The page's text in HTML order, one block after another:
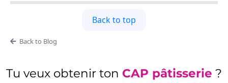
Back to top
Back to Blog
Tu veux obtenir ton CAP pâtisserie ?